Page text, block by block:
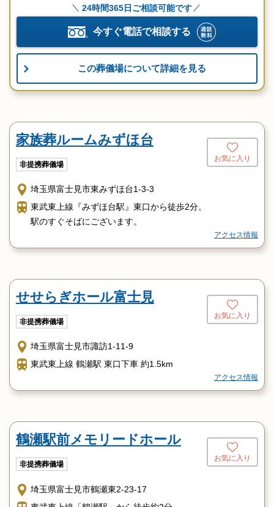
24時間365日ご相談可能です
今すぐ電話で相談する
この葬儀場について詳細を見る
家族葬ルームみずほ台
非提携葬儀場
お気に入り
埼玉県富士見市東みずほ台1-3-3
東武東上線『みずほ台駅』東口から徒歩2分。
駅のすぐそばにございます。
アクセス情報
せせらぎホール富士見
非提携葬儀場
お気に入り
埼玉県富士見市諏訪1-11-9
東武東上線 鶴瀬駅 東口下車 約1.5km
アクセス情報
鶴瀬駅前メモリードホール
非提携葬儀場
お気に入り
埼玉県富士見市鶴瀬東2-23-17